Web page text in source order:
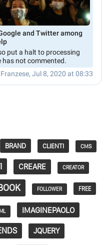
BRAND CLIENTI CMS
CREARE CREATOR
FOLLOWER FREE
IMAGINEPAOLO
JQUERY